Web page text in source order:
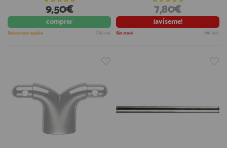
9,50€
comprar
Seleccionar opción IVA incl.
7,80€
¡avíseme!
Sin stock IVA incl.